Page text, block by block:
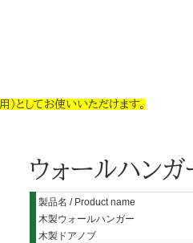
）としてお使いいただけます。
ウォールハンガ
製品名 / Product name
木製ウォールハンガー
木製ドアノブ